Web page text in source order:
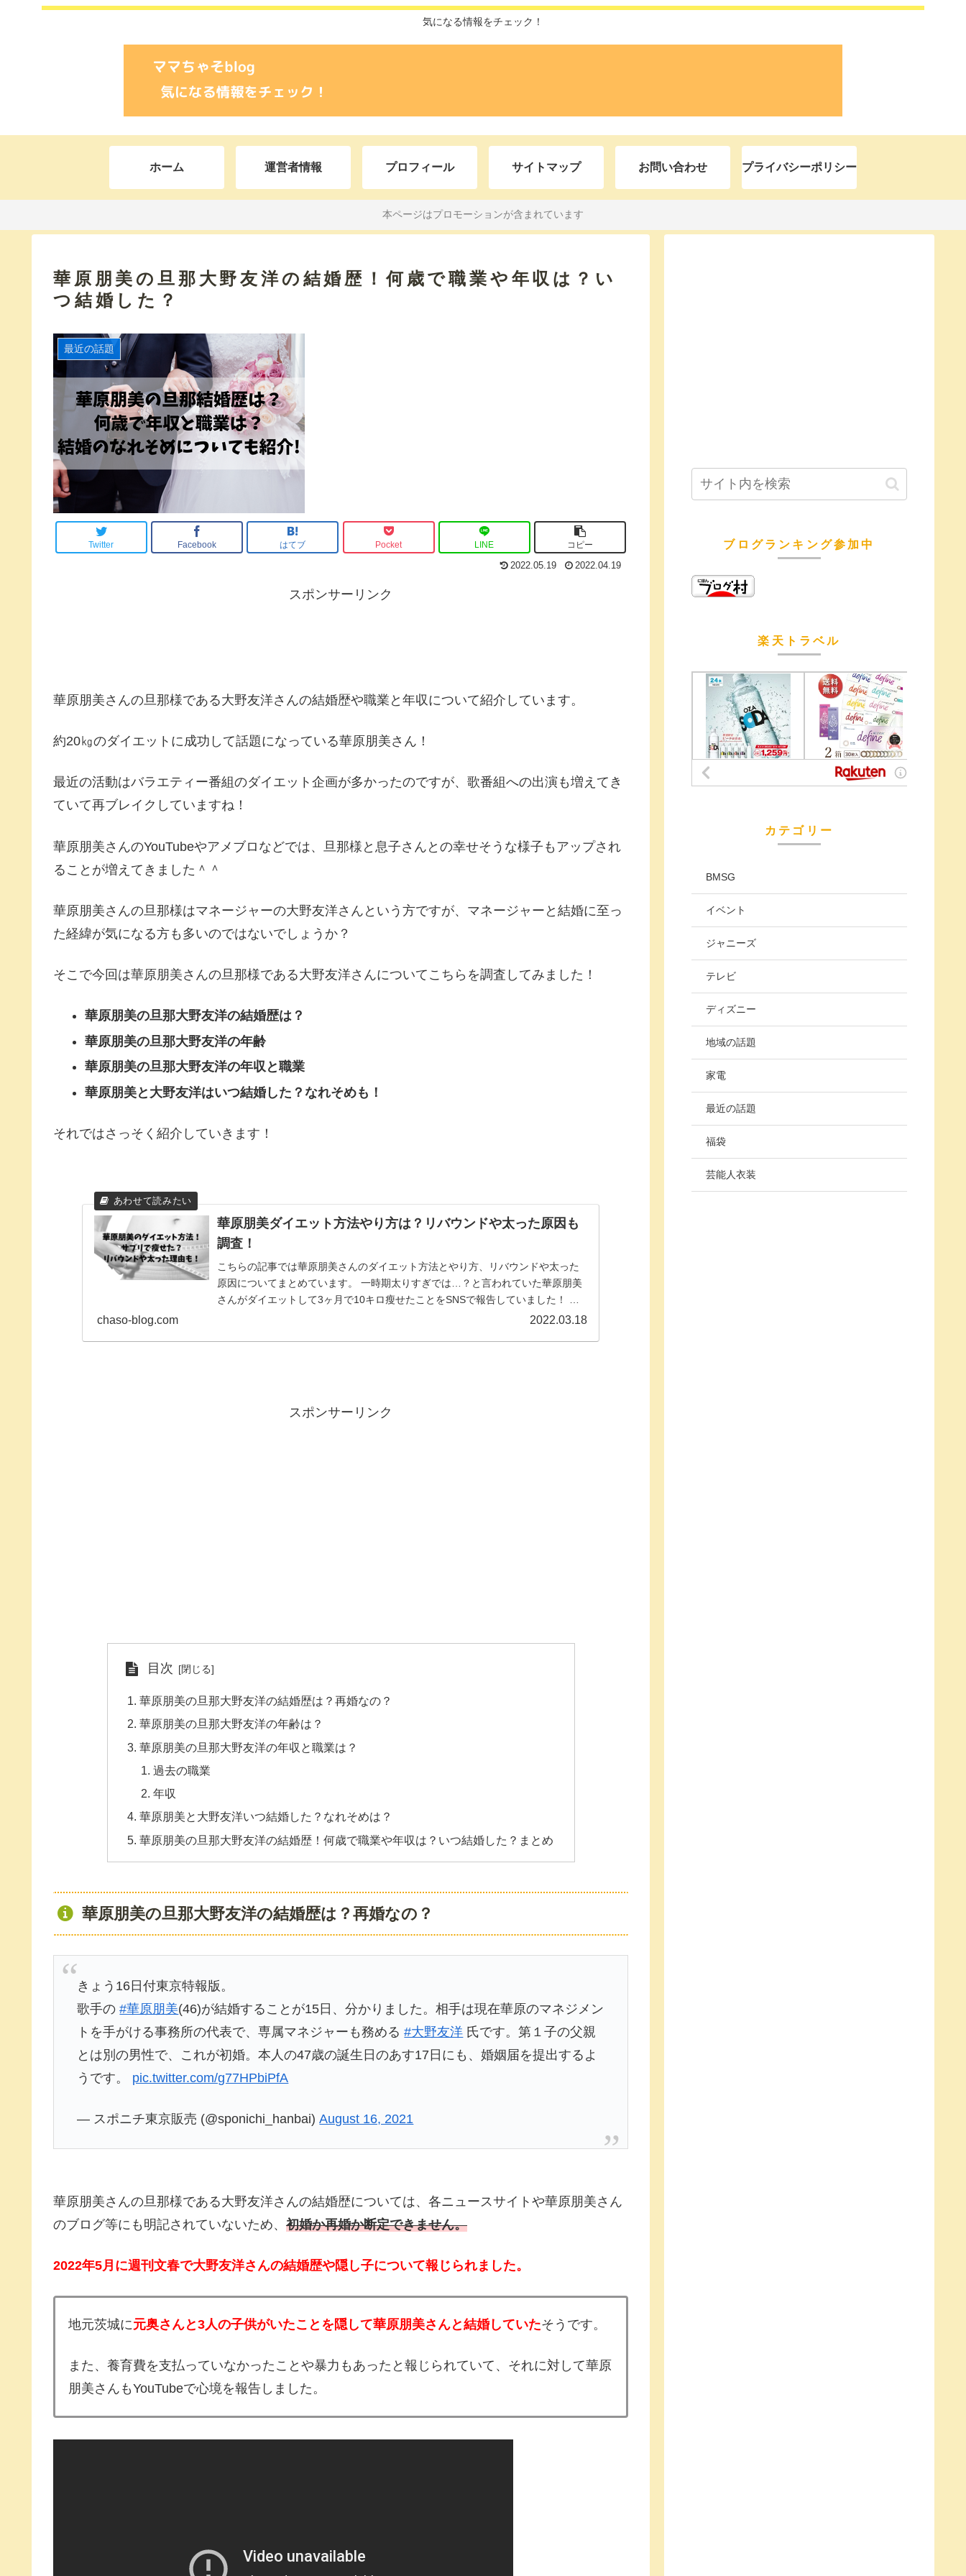
気になる情報をチェック！
ホーム 運営者情報 プロフィール サイトマップ お問い合わせ プライバシーポリシー
本ページはプロモーションが含まれています
華原朋美の旦那大野友洋の結婚歴！何歳で職業や年収は？い
つ結婚した？
最近の話題
Twitter Facebook はてブ Pocket LINE コピー
2022.05.19 2022.04.19
スポンサーリンク
華原朋美さんの旦那様である大野友洋さんの結婚歴や職業と年収について紹介しています。
約20㎏のダイエットに成功して話題になっている華原朋美さん！
最近の活動はバラエティー番組のダイエット企画が多かったのですが、歌番組への出演も増えてき
ていて再ブレイクしていますね！
華原朋美さんのYouTubeやアメブロなどでは、旦那様と息子さんとの幸せそうな様子もアップされ
ることが増えてきました＾＾
華原朋美さんの旦那様はマネージャーの大野友洋さんという方ですが、マネージャーと結婚に至っ
た経緯が気になる方も多いのではないでしょうか？
そこで今回は華原朋美さんの旦那様である大野友洋さんについてこちらを調査してみました！
華原朋美の旦那大野友洋の結婚歴は？
華原朋美の旦那大野友洋の年齢
華原朋美の旦那大野友洋の年収と職業
華原朋美と大野友洋はいつ結婚した？なれそめも！
それではさっそく紹介していきます！
華原朋美ダイエット方法やり方は？リバウンドや太った原因も
調査！
こちらの記事では華原朋美さんのダイエット方法とやり方、リバウンドや太った
原因についてまとめています。 一時期太りすぎでは…？と言われていた華原朋美
さんがダイエットして3ヶ月で10キロ瘦せたことをSNSで報告していました！ め
chaso-blog.com 2022.03.18
スポンサーリンク
目次
華原朋美の旦那大野友洋の結婚歴は？再婚なの？
華原朋美の旦那大野友洋の年齢は？
華原朋美の旦那大野友洋の年収と職業は？
過去の職業
年収
華原朋美と大野友洋いつ結婚した？なれそめは？
華原朋美の旦那大野友洋の結婚歴！何歳で職業や年収は？いつ結婚した？まとめ
華原朋美の旦那大野友洋の結婚歴は？再婚なの？
きょう16日付東京特報版。
歌手の#華原朋美(46)が結婚することが15日、分かりました。相手は現在華原のマネジメン
トを手がける事務所の代表で、専属マネジャーも務める#大野友洋 氏です。第１子の父親
とは別の男性で、これが初婚。本人の47歳の誕生日のあす17日にも、婚姻届を提出するよ
うです。 pic.twitter.com/g77HPbiPfA
— スポニチ東京販売 (@sponichi_hanbai)August 16, 2021
華原朋美さんの旦那様である大野友洋さんの結婚歴については、各ニュースサイトや華原朋美さん
のブログ等にも明記されていないため、 初婚か再婚か断定できません。
2022年5月に週刊文春で大野友洋さんの結婚歴や隠し子について報じられました。
地元茨城に元奥さんと3人の子供がいたことを隠して華原朋美さんと結婚していたそうです。
また、養育費を支払っていなかったことや暴力もあったと報じられていて、それに対して華原
朋美さんもYouTubeで心境を報告しました。
ブログランキング参加中
楽天トラベル
カテゴリー
BMSG
イベント
ジャニーズ
テレビ
ディズニー
地域の話題
家電
最近の話題
福袋
芸能人衣装